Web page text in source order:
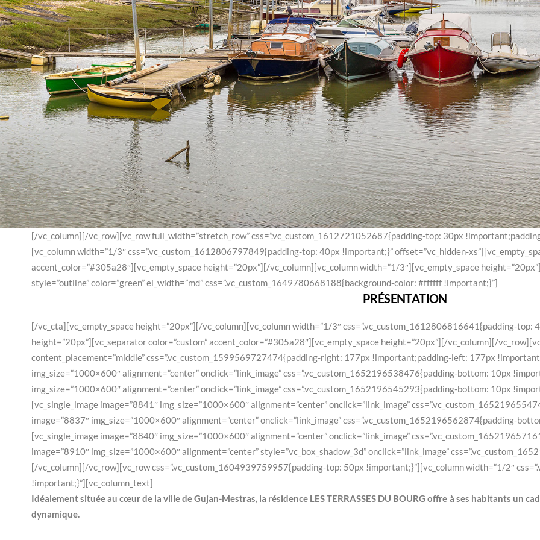
[/vc_column][/vc_row][vc_row full_width=”stretch_row” css=”.vc_custom_1612721052687{padding-top: 30px
[vc_column width=”1/3″ css=”.vc_custom_1612806797849{padding-top: 40px !important;}” offset=”vc_hidden-
accent_color=”#305a28″][vc_empty_space height=”20px”][/vc_column][vc_column width=”1/3″][vc_empty_space
style=”outline” color=”green” el_width=”md” css=”.vc_custom_1649780668188{background-color: #ffffff !important;}”]
PRÉSENTATION
[/vc_cta][vc_empty_space height=”20px”][/vc_column][vc_column width=”1/3″ css=”.vc_custom_1612806816641{padding-top:
height=”20px”][vc_separator color=”custom” accent_color=”#305a28″][vc_empty_space height=”20px”][/vc_column][/
content_placement=”middle” css=”.vc_custom_1599569727474{padding-right: 177px !important;padding-left: 177px
img_size=”1000×600″ alignment=”center” onclick=”link_image” css=”.vc_custom_1652196538476{padding-bottom: 10px
img_size=”1000×600″ alignment=”center” onclick=”link_image” css=”.vc_custom_1652196545293{padding-bottom: 10px
[vc_single_image image=”8841″ img_size=”1000×600″ alignment=”center” onclick=”link_image”
image=”8837″ img_size=”1000×600″ alignment=”center” onclick=”link_image” css=”.vc_custom_1652196562874{padding-
[vc_single_image image=”8840″ img_size=”1000×600″ alignment=”center” onclick=”link_image”
image=”8910″ img_size=”1000×600″ alignment=”center” style=”vc_box_shadow_3d” onclick=”link_image”
[/vc_column][/vc_row][vc_row css=”.vc_custom_1604939759957{padding-top: 50px !important;}”][vc_column width=”1/2″
!important;}”][vc_column_text]
Idéalement située au cœur de la ville de Gujan-Mestras, la résidence LES TERRASSES DU BOURG offre à ses habitants un
dynamique.